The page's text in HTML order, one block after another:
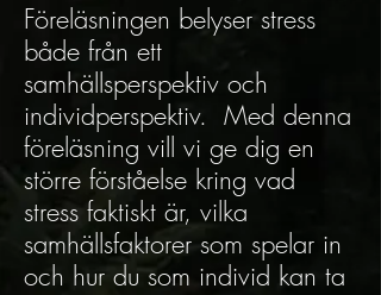
Föreläsningen belyser stress
både från ett
samhällsperspektiv och
individperspektiv. Med denna
föreläsning vill vi ge dig en
större förståelse kring vad
stress faktiskt är, vilka
samhällsfaktorer som spelar in
och hur du som individ kan ta